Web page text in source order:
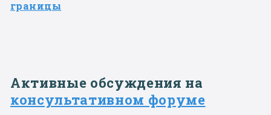
границы
Активные обсуждения на
консультативном форуме